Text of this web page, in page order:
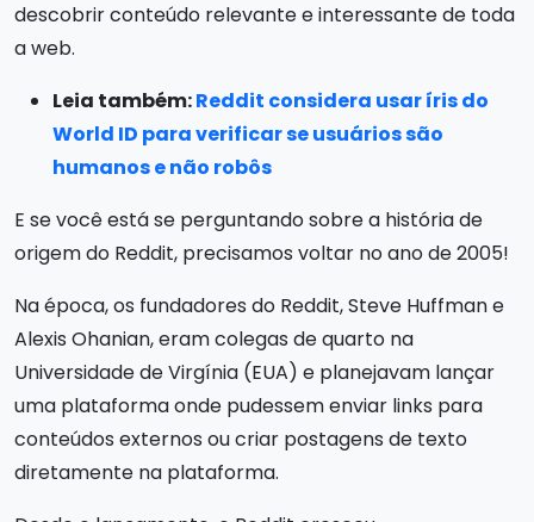
descobrir conteúdo relevante e interessante de toda
a web.
Leia também:Reddit considera usar íris do
World ID para verificar se usuários são
humanos e não robôs
E se você está se perguntando sobre a história de
origem do Reddit, precisamos voltar no ano de 2005!
Na época, os fundadores do Reddit, Steve Huffman e
Alexis Ohanian, eram colegas de quarto na
Universidade de Virgínia (EUA) e planejavam lançar
uma plataforma onde pudessem enviar links para
conteúdos externos ou criar postagens de texto
diretamente na plataforma.